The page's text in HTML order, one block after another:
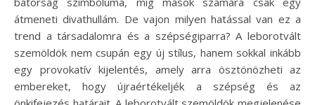
átmeneti divathullám. De vajon milyen hatással van ez a
trend a társadalomra és a szépségiparra? A leborotvált
szemöldök nem csupán egy új stílus, hanem sokkal inkább
egy provokatív kijelentés, amely arra ösztönözheti az
embereket, hogy újraértékeljék a szépség és az